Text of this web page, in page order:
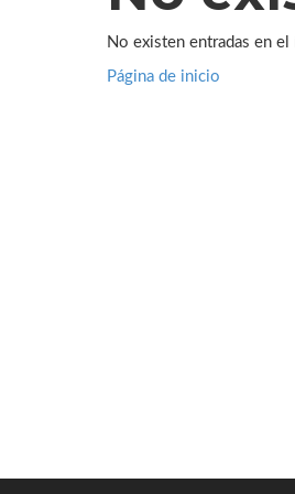
No existen entradas en
Página de inicio